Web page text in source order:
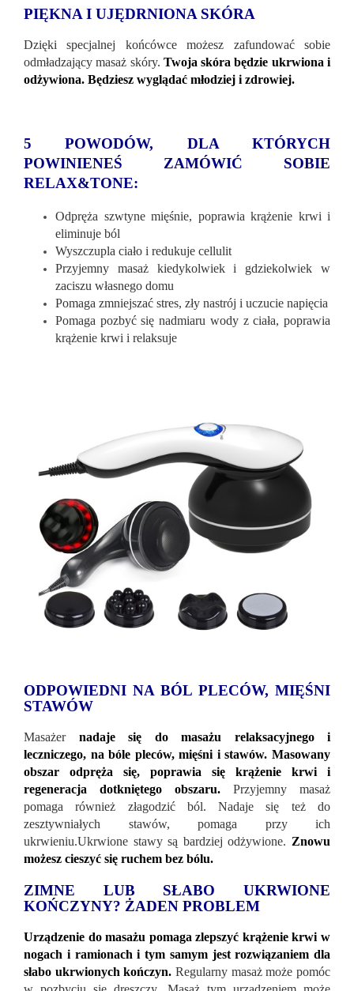
PIĘKNA I UJĘDRNIONA SKÓRA
Dzięki specjalnej końcówce możesz zafundować sobie
odmładzający masaż skóry. Twoja skóra będzie ukrwiona i
odżywiona. Będziesz wyglądać młodziej i zdrowiej.
5 POWODÓW, DLA KTÓRYCH
POWINIENEŚ ZAMÓWIĆ SOBIE
RELAX&TONE:
Odpręża szwtyne mięśnie, poprawia krążenie krwi i
eliminuje ból
Wyszczupla ciało i redukuje cellulit
Przyjemny masaż kiedykolwiek i gdziekolwiek w
zaciszu własnego domu
Pomaga zmniejszać stres, zły nastrój i uczucie napięcia
Pomaga pozbyć się nadmiaru wody z ciała, poprawia
krążenie krwi i relaksuje
ODPOWIEDNI NA BÓL PLECÓW, MIĘŚNI
STAWÓW
Masażer nadaje się do masażu relaksacyjnego i
leczniczego, na bóle pleców, mięśni i stawów. Masowany
obszar odpręża się, poprawia się krążenie krwi i
regeneracja dotkniętego obszaru. Przyjemny masaż
pomaga również złagodzić ból. Nadaje się też do
zesztywniałych stawów, pomaga przy ich
ukrwieniu.Ukrwione stawy są bardziej odżywione. Znowu
możesz cieszyć się ruchem bez bólu.
ZIMNE LUB SŁABO UKRWIONE
KOŃCZYNY? ŻADEN PROBLEM
Urządzenie do masażu pomaga zlepszyć krążenie krwi w
nogach i ramionach i tym samym jest rozwiązaniem dla
słabo ukrwionych kończyn. Regularny masaż może pomóc